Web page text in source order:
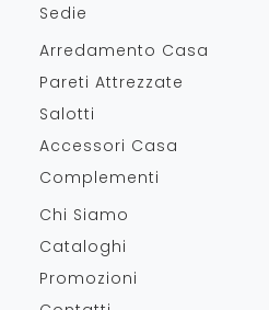
Sedie
Arredamento Casa
Pareti Attrezzate
Salotti
Accessori Casa
Complementi
Chi Siamo
Cataloghi
Promozioni